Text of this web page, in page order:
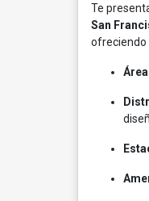
Te
San
ofreciendo